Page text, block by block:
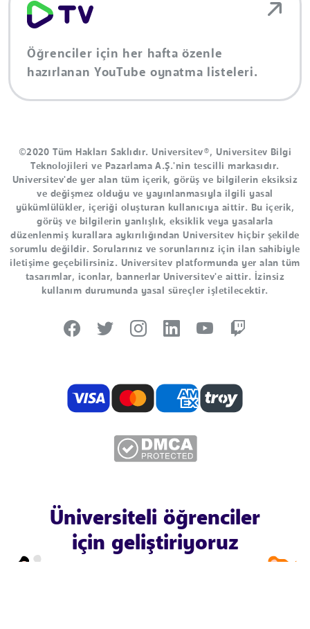
Öğrenciler için her hafta özenle
hazırlanan YouTube oynatma listeleri.
©2020 Tüm Hakları Saklıdır. Universitev®, Universitev Bilgi
Teknolojileri ve Pazarlama A.Ş.'nin tescilli markasıdır.
Universitev'de yer alan tüm içerik, görüş ve bilgilerin eksiksiz
ve değişmez olduğu ve yayınlanmasıyla ilgili yasal
yükümlülükler, içeriği oluşturan kullanıcıya aittir. Bu içerik,
görüş ve bilgilerin yanlışlık, eksiklik veya yasalarla
düzenlenmiş kurallara aykırılığından Universitev hiçbir şekilde
sorumlu değildir. Sorularınız ve sorunlarınız için ilan sahibiyle
iletişime geçebilirsiniz. Universitev platformunda yer alan tüm
tasarımlar, iconlar, bannerlar Universitev'e aittir. İzinsiz
kullanım durumunda yasal süreçler işletilecektir.
Üniversiteli öğrenciler
için geliştiriyoruz